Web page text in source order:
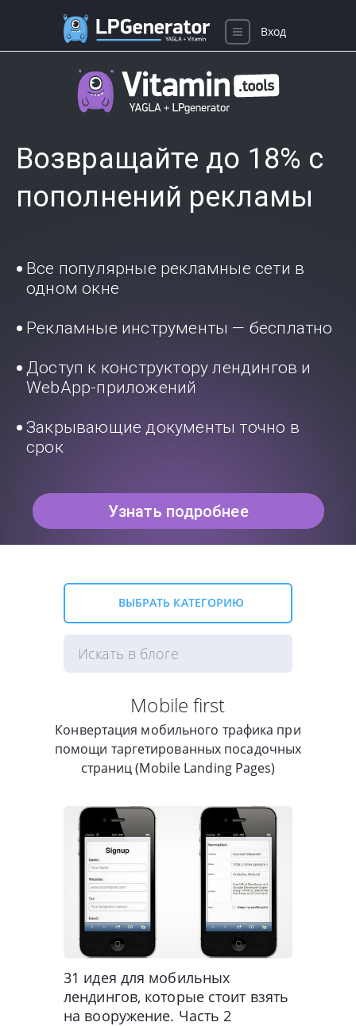
Возвращайте до 18% с
пополнений рекламы
Все популярные рекламные сети в
одном окне
Рекламные инструменты — бесплатно
Доступ к конструктору лендингов и
WebApp-приложений
Закрывающие документы точно в
срок
Узнать подробнее
ВЫБРАТЬ КАТЕГОРИЮ
Mobile first
Конвертация мобильного трафика при
помощи таргетированных посадочных
страниц (Mobile Landing Pages)
31 идея для мобильных
лендингов, которые стоит взять
на вооружение. Часть 2
Вход